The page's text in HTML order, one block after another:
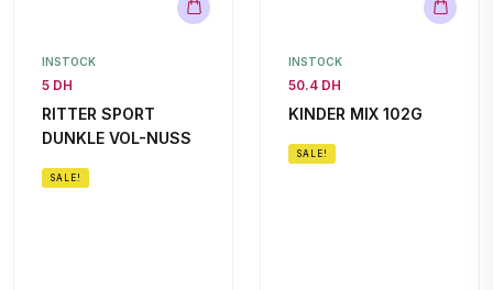
INSTOCK
5 DH
RITTER SPORT
DUNKLE VOL-NUSS
SALE!
INSTOCK
50.4 DH
KINDER MIX 102G
SALE!